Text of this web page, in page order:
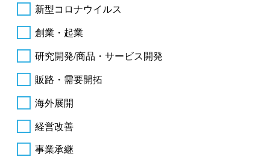
新型コロナウイルス
創業・起業
研究開発/商品・サービス開発
販路・需要開拓
海外展開
経営改善
事業承継